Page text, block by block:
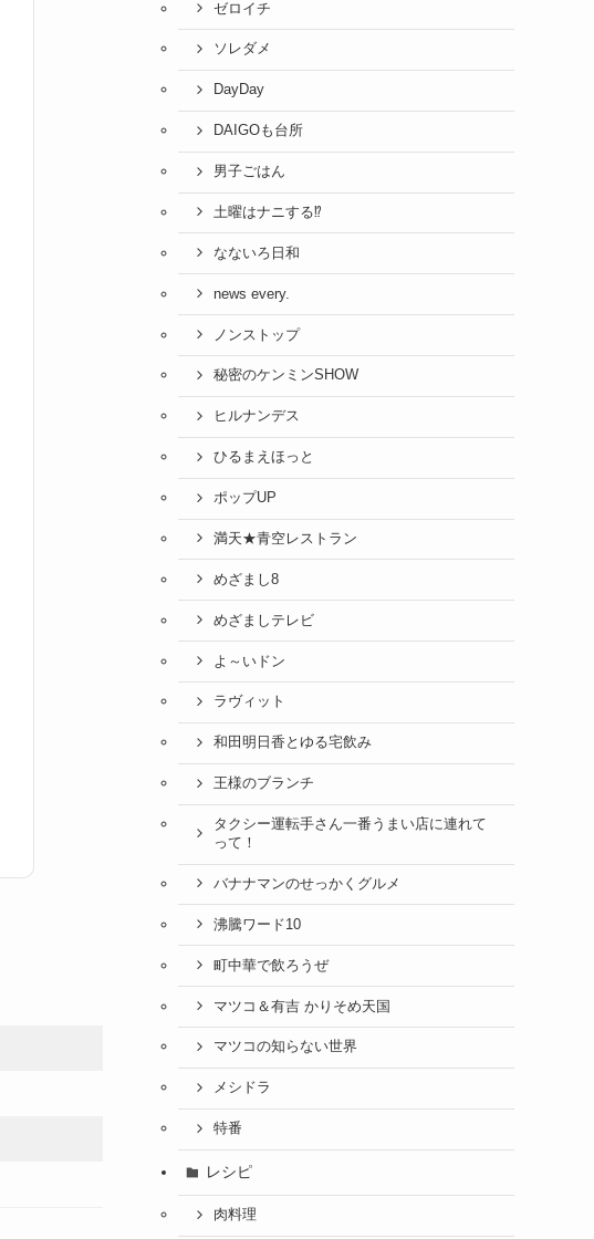
ゼロイチ
ソレダメ
DayDay
DAIGOも台所
男子ごはん
土曜はナニする⁉
なないろ日和
news every.
ノンストップ
秘密のケンミンSHOW
ヒルナンデス
ひるまえほっと
ポップUP
満天★青空レストラン
めざまし8
めざましテレビ
よ～いドン
ラヴィット
和田明日香とゆる宅飲み
王様のブランチ
タクシー運転手さん一番うまい店に連れて
って！
バナナマンのせっかくグルメ
沸騰ワード10
町中華で飲ろうぜ
マツコ＆有吉 かりそめ天国
マツコの知らない世界
メシドラ
特番
レシピ
肉料理